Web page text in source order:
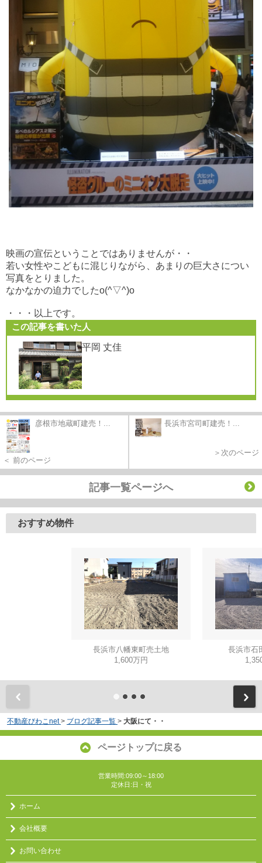
映画の宣伝ということではありませんが・・
若い女性やこどもに混じりながら、あまりの巨大さについ
写真をとりました。
なかなかの迫力でしたo(^▽^)o
・・・以上です。
この記事を書いた人
平岡 丈佳
彦根市地蔵町建売！...
＜ 前のページ
長浜市宮司町建売！...
＞次のページ
記事一覧ページへ
おすすめ物件
長浜市八幡東町売土地
1,600万円
長浜市石
不動産びわこnet > ブログ記事一覧 > 大阪にて・・
ページトップに戻る
営業時間:09:00～18:00
定休日:日・祝
ホーム
会社概要
お問い合わせ